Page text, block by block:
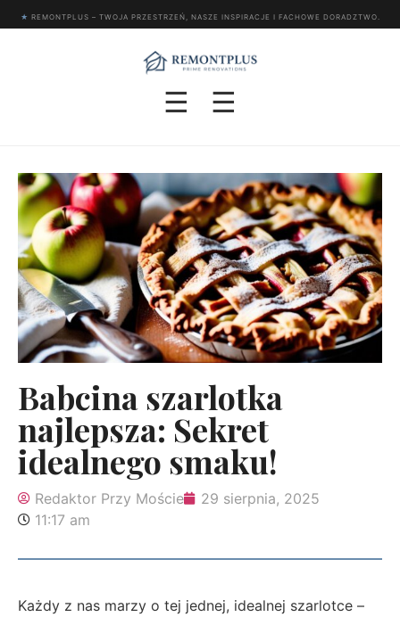
★ REMONTPLUS – TWOJA PRZESTRZEŃ, NASZE INSPIRACJE I FACHOWE DORADZTWO.
☰ ☰
Babcina szarlotka
najlepsza: Sekret
idealnego smaku!
Redaktor Przy Moście
29 sierpnia, 2025
11:17 am
Każdy z nas marzy o tej jednej, idealnej szarlotce –